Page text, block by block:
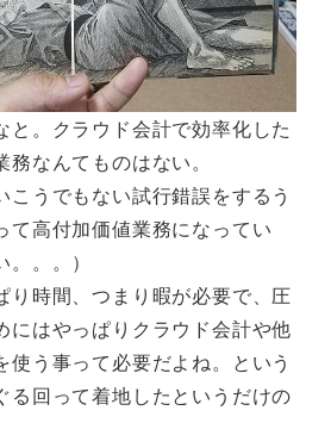
と。クラウド会計で効率化した
なんてものはない。
こうでもない試行錯誤をするう
て高付加価値業務になってい
。。）
り時間、つまり暇が必要で、圧
にはやっぱりクラウド会計や他
使う事って必要だよね。という
る回って着地したというだけの